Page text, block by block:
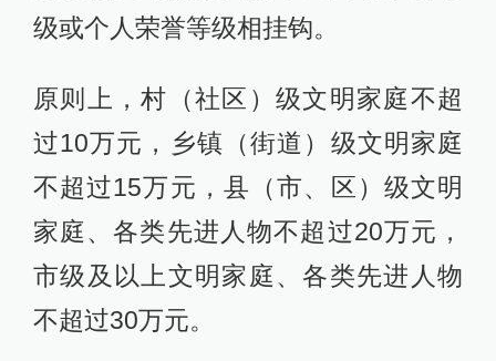
级或个人荣誉等级相挂钩。
原则上，村（社区）级文明家庭不超
过10万元，乡镇（街道）级文明家庭
不超过15万元，县（市、区）级文明
家庭、各类先进人物不超过20万元，
市级及以上文明家庭、各类先进人物
不超过30万元。